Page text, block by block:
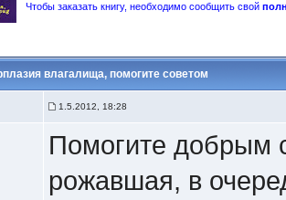
Чтобы заказать книгу, необходимо сообщить свой
влагалища, помогите советом
1.5.2012, 18:28
Помогите добрым
рожавшая, в